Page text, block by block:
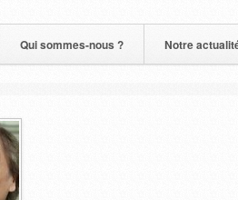
Qui sommes-nous ? Notre